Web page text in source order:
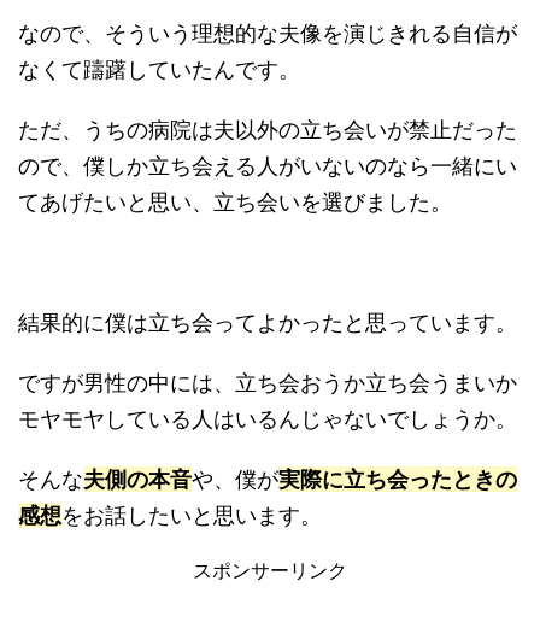
なので、そういう理想的な夫像を演じきれる自信が
なくて躊躇していたんです。
ただ、うちの病院は夫以外の立ち会いが禁止だった
ので、僕しか立ち会える人がいないのなら一緒にい
てあげたいと思い、立ち会いを選びました。
結果的に僕は立ち会ってよかったと思っています。
ですが男性の中には、立ち会おうか立ち会うまいか
モヤモヤしている人はいるんじゃないでしょうか。
そんな夫側の本音や、僕が実際に立ち会ったときの
感想をお話したいと思います。
スポンサーリンク